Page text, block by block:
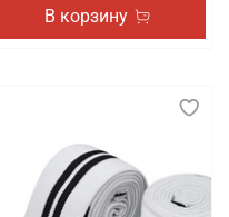
В корзину